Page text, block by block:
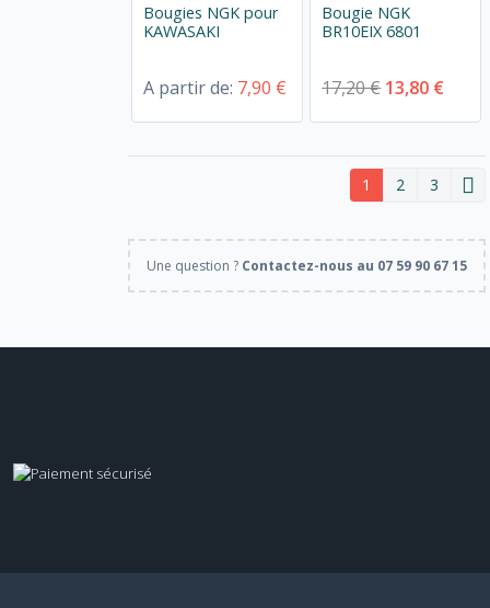
Bougies NGK pour
KAWASAKI
A partir de: 7,90 €
Bougie NGK
BR10EIX 6801
17,20 € 13,80 €
1 2 3
Une question ? Contactez-nous au 07 59 90 67 15